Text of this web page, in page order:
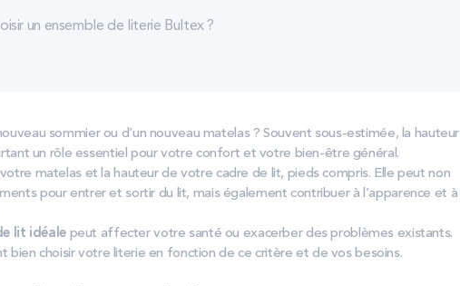
un ensemble de literie Bultex ?
sommier ou d’un nouveau matelas ? Souvent sous-estimée, la hauteur
un rôle essentiel pour votre confort et votre bien-être général.
matelas et la hauteur de votre cadre de lit, pieds compris. Elle peut non
pour entrer et sortir du lit, mais également contribuer à l’apparence et à
lit idéale peut affecter votre santé ou exacerber des problèmes existants.
bien choisir votre literie en fonction de ce critère et de vos besoins.